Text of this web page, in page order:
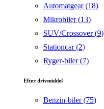
Automatgear (18)
Mikrobiler (13)
SUV/Crossover (9)
Stationcar (2)
Ryger-biler (7)
Efter drivmiddel
Benzin-biler (75)